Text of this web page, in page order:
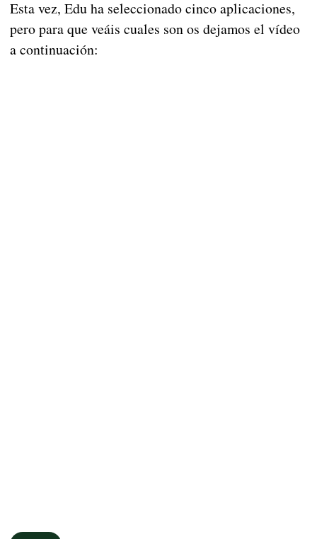
Esta vez, Edu ha seleccionado cinco aplicaciones,
pero para que veáis cuales son os dejamos el vídeo
a continuación: